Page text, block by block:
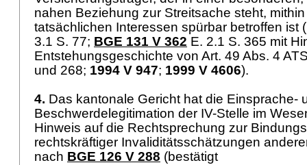
nahen Beziehung zur Streitsache steht,
tatsächlichen Interessen spürbar betroffen ist
3.1 S. 77; BGE 131 V 362 E. 2.1 S. 365 mit
Entstehungsgeschichte von Art. 49 Abs. 4
und 268; 1994 V 947; 1999 V 4606).
4. Das kantonale Gericht hat die Einsprache-
Beschwerdelegitimation der IV-Stelle im
Hinweis auf die Rechtsprechung zur
rechtskräftiger Invaliditätsschätzungen
nach BGE 126 V 288 (bestätigt